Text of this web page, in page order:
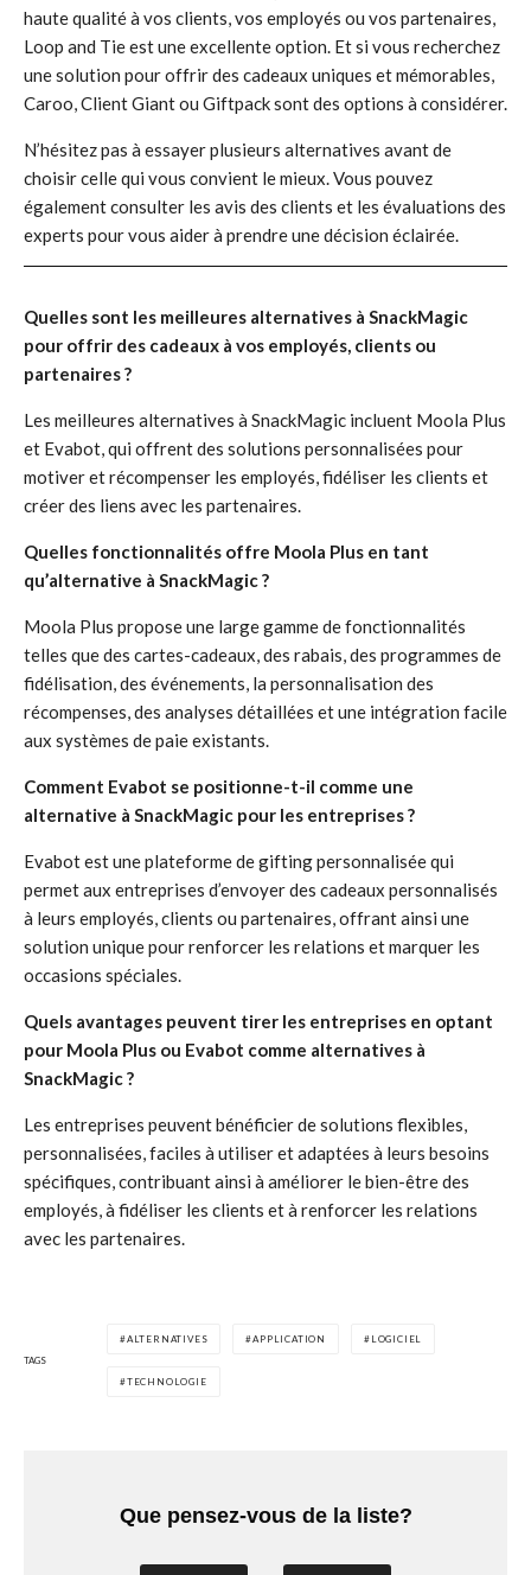
haute qualité à vos clients, vos employés ou vos partenaires,
Loop and Tie est une excellente option. Et si vous recherchez
une solution pour offrir des cadeaux uniques et mémorables,
Caroo, Client Giant ou Giftpack sont des options à considérer.
N’hésitez pas à essayer plusieurs alternatives avant de
choisir celle qui vous convient le mieux. Vous pouvez
également consulter les avis des clients et les évaluations des
experts pour vous aider à prendre une décision éclairée.
Quelles sont les meilleures alternatives à SnackMagic
pour offrir des cadeaux à vos employés, clients ou
partenaires ?
Les meilleures alternatives à SnackMagic incluent Moola Plus
et Evabot, qui offrent des solutions personnalisées pour
motiver et récompenser les employés, fidéliser les clients et
créer des liens avec les partenaires.
Quelles fonctionnalités offre Moola Plus en tant
qu’alternative à SnackMagic ?
Moola Plus propose une large gamme de fonctionnalités
telles que des cartes-cadeaux, des rabais, des programmes de
fidélisation, des événements, la personnalisation des
récompenses, des analyses détaillées et une intégration facile
aux systèmes de paie existants.
Comment Evabot se positionne-t-il comme une
alternative à SnackMagic pour les entreprises ?
Evabot est une plateforme de gifting personnalisée qui
permet aux entreprises d’envoyer des cadeaux personnalisés
à leurs employés, clients ou partenaires, offrant ainsi une
solution unique pour renforcer les relations et marquer les
occasions spéciales.
Quels avantages peuvent tirer les entreprises en optant
pour Moola Plus ou Evabot comme alternatives à
SnackMagic ?
Les entreprises peuvent bénéficier de solutions flexibles,
personnalisées, faciles à utiliser et adaptées à leurs besoins
spécifiques, contribuant ainsi à améliorer le bien-être des
employés, à fidéliser les clients et à renforcer les relations
avec les partenaires.
TAGS
ALTERNATIVES APPLICATION LOGICIEL
TECHNOLOGIE
Que pensez-vous de la liste?